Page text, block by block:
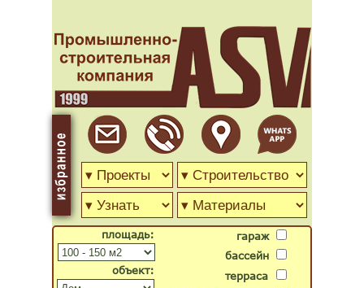
гараж
бассейн
терраса
объект:
площадь: